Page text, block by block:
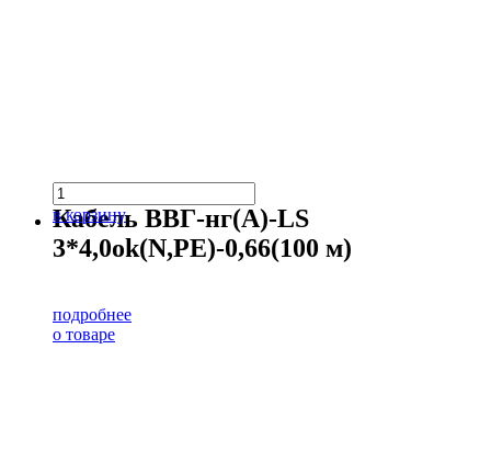
в корзину
Кабель ВВГ-нг(А)-LS
3*4,0ok(N,PE)-0,66(100 м)
подробнее
о товаре